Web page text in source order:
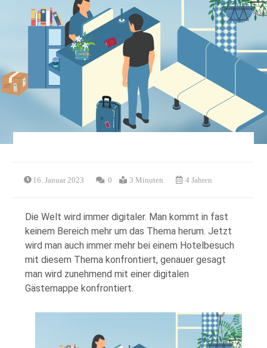
16. Januar 2023 0 3 Minuten 4 Jahren
Die Welt wird immer digitaler. Man kommt in fast
keinem Bereich mehr um das Thema herum. Jetzt
wird man auch immer mehr bei einem Hotelbesuch
mit diesem Thema konfrontiert, genauer gesagt
man wird zunehmend mit einer digitalen
Gästemappe konfrontiert.